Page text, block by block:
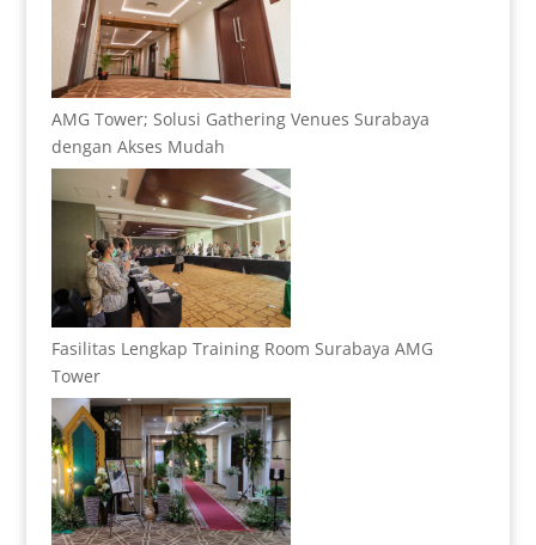
AMG Tower; Solusi Gathering Venues Surabaya
dengan Akses Mudah
Fasilitas Lengkap Training Room Surabaya AMG
Tower